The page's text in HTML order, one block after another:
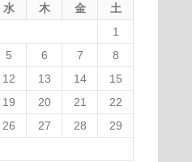
水 木 金
土
1
5 6 7
8
12 13 14
15
19 20 21
22
26 27 28
29